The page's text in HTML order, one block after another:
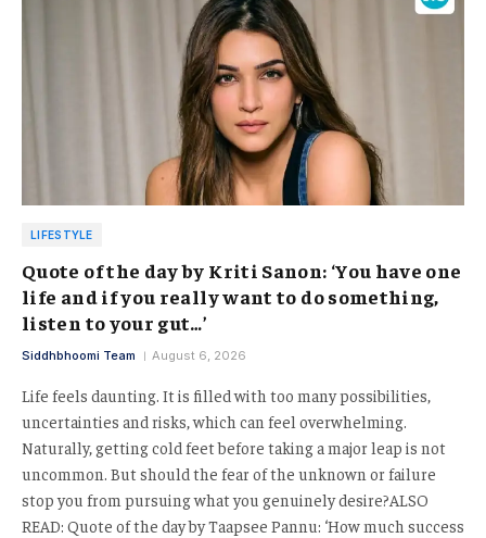
LIFESTYLE
Quote of the day by Kriti Sanon: ‘You have one
life and if you really want to do something,
listen to your gut…’
Siddhbhoomi Team August 6, 2026
Life feels daunting. It is filled with too many possibilities,
uncertainties and risks, which can feel overwhelming.
Naturally, getting cold feet before taking a major leap is not
uncommon. But should the fear of the unknown or failure
stop you from pursuing what you genuinely desire?ALSO
READ: Quote of the day by Taapsee Pannu: ‘How much success